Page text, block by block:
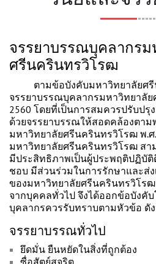
จรรยาบรรณบุคลากรม
ศรีนครินทรวิโรฒ
ตามข้อบังคับมหาวิทยาลัยศ
จรรยาบรรณบุคลากรมหาวิทยาลั
2560 โดยที่เป็นการสมควรปรับปรุ
ด้วยจรรยาบรรณให้สอดคล้องตา
มหาวิทยาลัยศรีนครินทรวิโรฒ พ.ศ
มหาวิทยาลัยศรีนครินทรวิโรฒ สา
มีประสิทธิภาพเป็นผู้ประพฤติปฏิบั
ชอบ มีส่วนร่วมในการรักษาและส่
ของมหาวิทยาลัยศรีนครินทรวิโรฒ
จากบุคคลทั่วไป จึงได้ออกข้อบังคั
บุคลากรควรรับทราบตามหัวข้อ ดั
จรรยาบรรณทั่วไป
ยึดมั่น ยืนหยัดในสิ่งที่ถูกต้อง
ซื่อสัตย์สุจริต